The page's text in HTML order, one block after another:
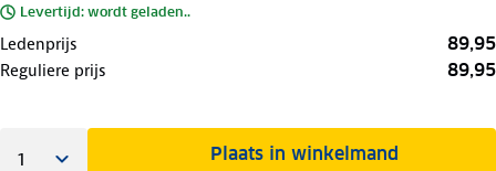
Levertijd: wordt geladen..
Ledenprijs 89,95
Reguliere prijs 89,95
Plaats in winkelmand